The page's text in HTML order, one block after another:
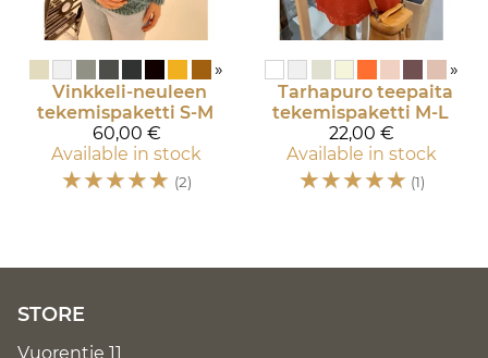
»
Vinkkeli-neuleen
tekemispaketti S-M
60,00 €
Available in stock
☆☆☆☆☆ (2)
»
Tarhapuro teepaita
tekemispaketti M-L
22,00 €
Available in stock
☆☆☆☆☆ (1)
STORE
Vuorentie 11